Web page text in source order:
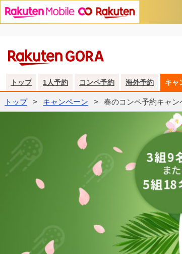
トップ 1人予約 コンペ予約 海外予約 キャ
トップ キャンペーン 春のコンペ予約キャン